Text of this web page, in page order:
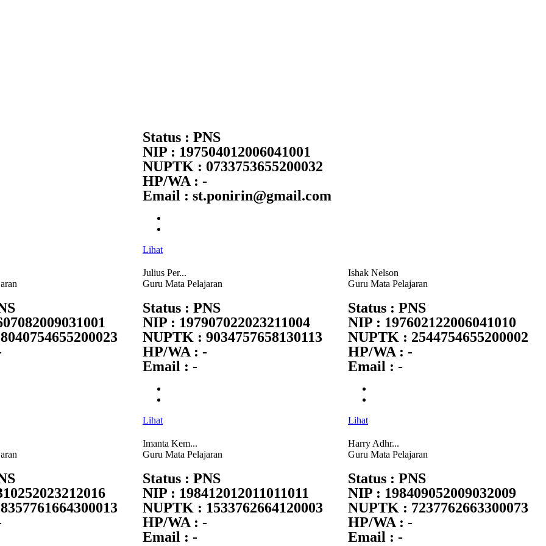
Status : PNS
NIP : 197504012006041001
NUPTK : 0733753655200032
HP/WA : -
Email : st.ponirin@gmail.com
Lihat
Julius Per...
Guru Mata Pelajaran
Status : PNS
NIP : 197907022023211004
NUPTK : 9034757658130113
HP/WA : -
Email : -
Lihat
Ishak Nelson
Guru Mata Pelajaran
Status : PNS
NIP : 197602122006041010
NUPTK : 2544754655200002
HP/WA : -
Email : -
Lihat
Imanta Kem...
Guru Mata Pelajaran
Status : PNS
NIP : 198412012011011011
NUPTK : 1533762664120003
HP/WA : -
Email : -
Harry Adhr...
Guru Mata Pelajaran
Status : PNS
NIP : 198409052009032009
NUPTK : 7237762663300073
HP/WA : -
Email : -